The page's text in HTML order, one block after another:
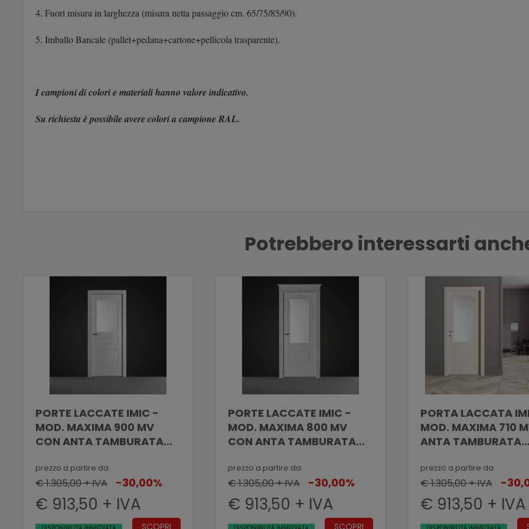
4. Fuori misura in larghezza (misura netta passaggio cm. 65/75/85/90).
5. Imballo Bancale (pallet+pedana+cartone+pellicola trasparente).
I campioni di colori e materiali hanno valore indicativo.
Su richiesta è possibile avere colori a campione RAL.
Potrebbero interessarti
PORTE LACCATE IMIC -
MOD. MAXIMA 900 MV
CON ANTA TAMBURATA
MASSELLATO CON VANO
VETRO
prezzo a partire da
€ 1.305,00 + IVA -30,00%
€ 913,50 + IVA
SCOPRI
PORTE LACCATE IMIC -
MOD. MAXIMA 800 MV
CON ANTA TAMBURATA
MASSELLATO CON VANO
VETRO
prezzo a partire da
€ 1.305,00 + IVA -30,00%
€ 913,50 + IVA
SCOPRI
PORTA LACCATA
MOD. MAXIMA 710
ANTA TAMBURATA
MASSELLATO CON
VETRO
prezzo a partire da
€ 1.305,00 + IVA -
€ 913,50 + IVA